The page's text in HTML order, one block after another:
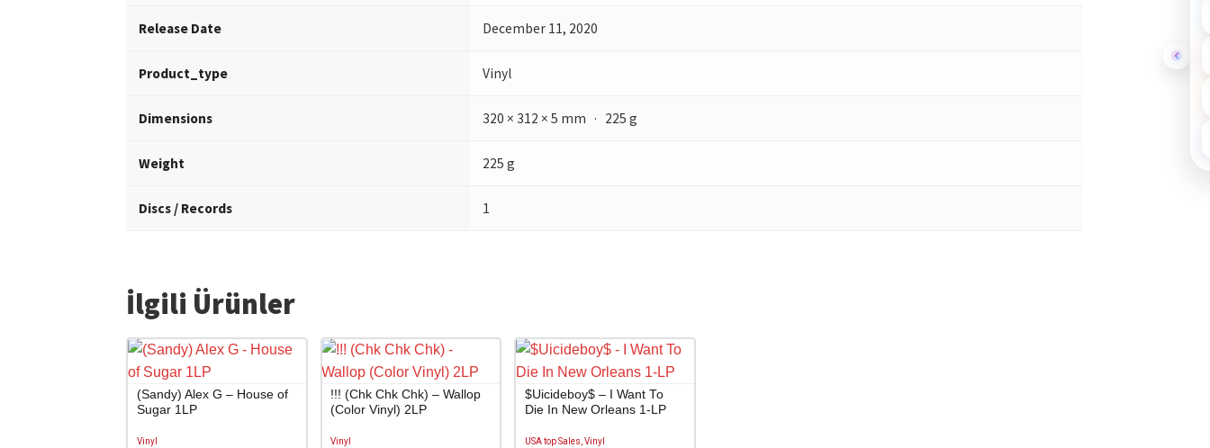
Release Date December 11, 2020
Product_type Vinyl
Dimensions 320 × 312 × 5 mm · 225 g
Weight 225 g
Discs / Records 1
İlgili Ürünler
(Sandy) Alex G – House of
Sugar 1LP
Vinyl
!!! (Chk Chk Chk) – Wallop
(Color Vinyl) 2LP
Vinyl
$Uicideboy$ – I Want To
Die In New Orleans 1-LP
USA top Sales, Vinyl